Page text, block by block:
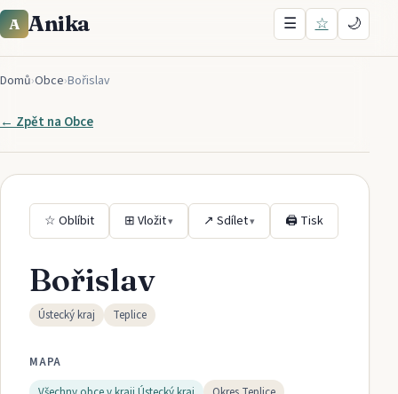
A Anika ☰ ☆ 🌙
Domů›Obce›Bořislav
← Zpět na Obce
☆ Oblíbit ⊞ Vložit▾ ↗ Sdílet▾ 🖨 Tisk
Bořislav
Ústecký kraj Teplice
MAPA